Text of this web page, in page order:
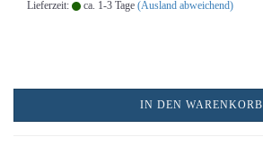
Lieferzeit: ca. 1-3 Tage (Ausland abweichend)
IN DEN WARENKORB